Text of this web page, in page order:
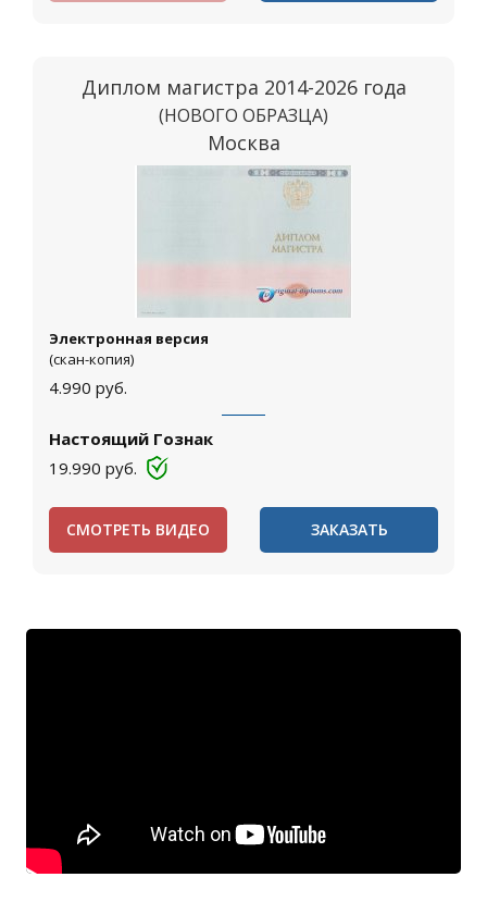
Диплом магистра 2014-2026 года
(НОВОГО ОБРАЗЦА)
Москва
Электронная версия
(скан-копия)
4.990 руб.
Настоящий Гознак
19.990 руб.
СМОТРЕТЬ ВИДЕО ЗАКАЗАТЬ